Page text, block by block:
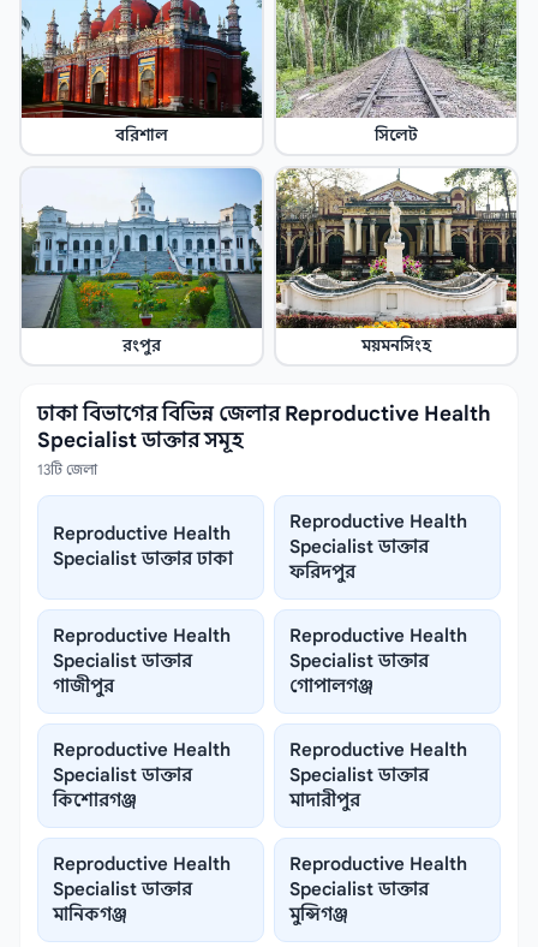
বরিশাল সিলেট
রংপুর ময়মনসিংহ
ঢাকা বিভাগের বিভিন্ন জেলার Reproductive Health
Specialist ডাক্তার সমূহ
13টি জেলা
Reproductive Health
Specialist ডাক্তার ঢাকা
Reproductive Health
Specialist ডাক্তার
ফরিদপুর
Reproductive Health
Specialist ডাক্তার
গাজীপুর
Reproductive Health
Specialist ডাক্তার
গোপালগঞ্জ
Reproductive Health
Specialist ডাক্তার
কিশোরগঞ্জ
Reproductive Health
Specialist ডাক্তার
মাদারীপুর
Reproductive Health
Specialist ডাক্তার
মানিকগঞ্জ
Reproductive Health
Specialist ডাক্তার
মুন্সিগঞ্জ